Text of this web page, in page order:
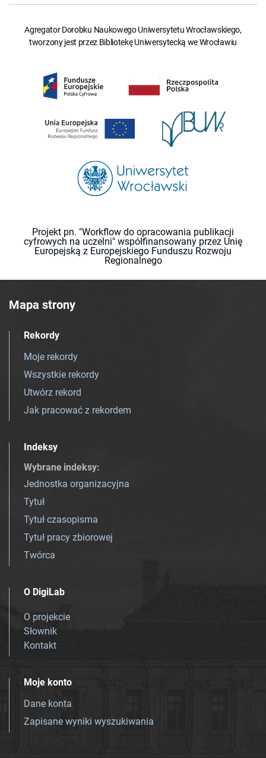
Agregator Dorobku Naukowego Uniwersytetu Wrocławskiego,
tworzony jest przez Bibliotekę Uniwersytecką we Wrocławiu
Projekt pn. "Workflow do opracowania publikacji
cyfrowych na uczelni" współfinansowany przez Unię
Europejską z Europejskiego Funduszu Rozwoju
Regionalnego
Mapa strony
Rekordy
Moje rekordy
Wszystkie rekordy
Utwórz rekord
Jak pracować z rekordem
Indeksy
Wybrane indeksy:
Jednostka organizacyjna
Tytuł
Tytuł czasopisma
Tytuł pracy zbiorowej
Twórca
O DigiLab
O projekcie
Słownik
Kontakt
Moje konto
Dane konta
Zapisane wyniki wyszukiwania